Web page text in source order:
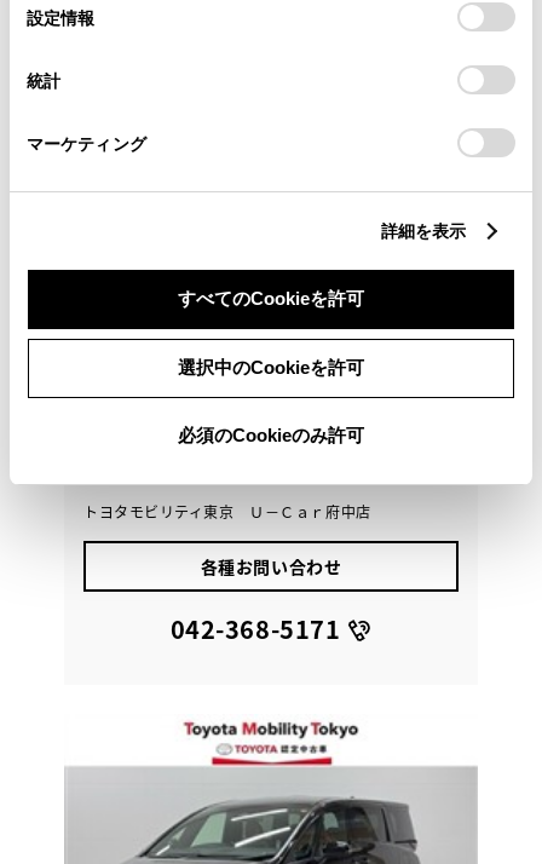
デバイスにすべてのCookie(クッキー)が保存されることに同
意したことになります。Cookie(クッキー)のオプトアウト、
設定の変更、同意を撤回したりするにあたっては、当社の
「Cookie（クッキー）情報の取り扱いについて
」をご覧くだ
設定情報
統計
マーケティング
詳細を表示
すべてのCookieを許可
選択中のCookieを許可
必須のCookieのみ許可
トヨタ
※ 消費税10％込み
2024年(R6年) 走行 29,000km
なし 2027年 10月
定期点検整備付 保証 ロングラン保証付
トヨタモビリティ東京 Ｕ－Ｃａｒ府中店
各種お問い合わせ
042-368-5171